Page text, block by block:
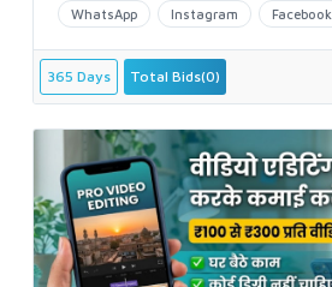
WhatsApp Instagram Facebook
365 Days Total Bids(0)